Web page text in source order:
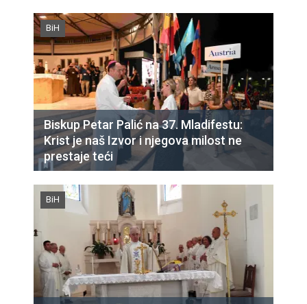
BiH
Biskup Petar Palić na 37. Mladifestu:
Krist je naš Izvor i njegova milost ne
prestaje teći
BiH